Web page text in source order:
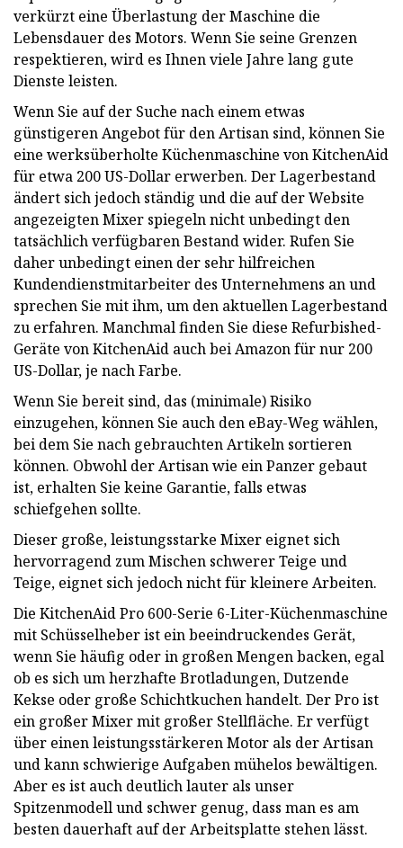
verkürzt eine Überlastung der Maschine die
Lebensdauer des Motors. Wenn Sie seine Grenzen
respektieren, wird es Ihnen viele Jahre lang gute
Dienste leisten.
Wenn Sie auf der Suche nach einem etwas
günstigeren Angebot für den Artisan sind, können Sie
eine werksüberholte Küchenmaschine von KitchenAid
für etwa 200 US-Dollar erwerben. Der Lagerbestand
ändert sich jedoch ständig und die auf der Website
angezeigten Mixer spiegeln nicht unbedingt den
tatsächlich verfügbaren Bestand wider. Rufen Sie
daher unbedingt einen der sehr hilfreichen
Kundendienstmitarbeiter des Unternehmens an und
sprechen Sie mit ihm, um den aktuellen Lagerbestand
zu erfahren. Manchmal finden Sie diese Refurbished-
Geräte von KitchenAid auch bei Amazon für nur 200
US-Dollar, je nach Farbe.
Wenn Sie bereit sind, das (minimale) Risiko
einzugehen, können Sie auch den eBay-Weg wählen,
bei dem Sie nach gebrauchten Artikeln sortieren
können. Obwohl der Artisan wie ein Panzer gebaut
ist, erhalten Sie keine Garantie, falls etwas
schiefgehen sollte.
Dieser große, leistungsstarke Mixer eignet sich
hervorragend zum Mischen schwerer Teige und
Teige, eignet sich jedoch nicht für kleinere Arbeiten.
Die KitchenAid Pro 600-Serie 6-Liter-Küchenmaschine
mit Schüsselheber ist ein beeindruckendes Gerät,
wenn Sie häufig oder in großen Mengen backen, egal
ob es sich um herzhafte Brotladungen, Dutzende
Kekse oder große Schichtkuchen handelt. Der Pro ist
ein großer Mixer mit großer Stellfläche. Er verfügt
über einen leistungsstärkeren Motor als der Artisan
und kann schwierige Aufgaben mühelos bewältigen.
Aber es ist auch deutlich lauter als unser
Spitzenmodell und schwer genug, dass man es am
besten dauerhaft auf der Arbeitsplatte stehen lässt.